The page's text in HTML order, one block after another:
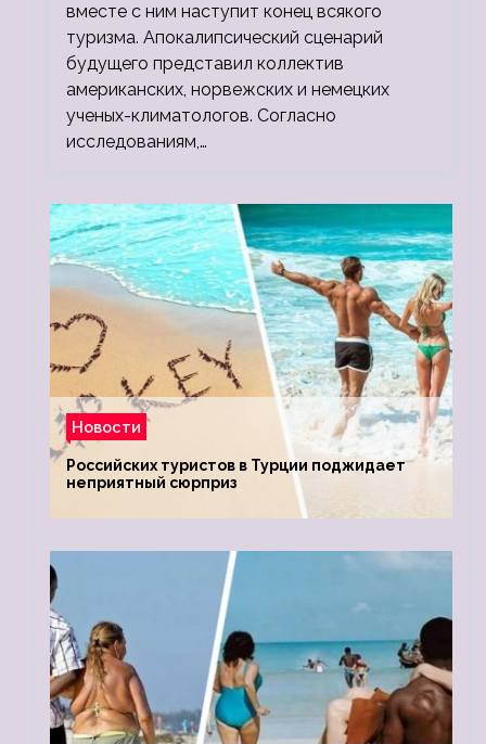
вместе с ним наступит конец всякого
туризма. Апокалипсический сценарий
будущего представил коллектив
американских, норвежских и немецких
ученых-климатологов. Согласно
исследованиям,…
Новости
Российских туристов в Турции поджидает
неприятный сюрприз